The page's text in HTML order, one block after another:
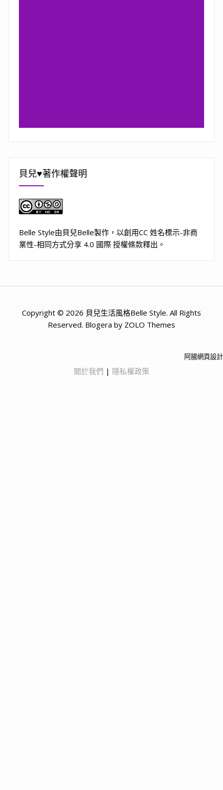
貝兒♥著作權聲明
Belle Style由貝兒Belle製作，以創用CC 姓名標示-非商
業性-相同方式分享 4.0 國際 授權條款釋出。
Copyright © 2026 貝兒生活風格Belle Style. All Rights
Reserved. Blogera by ZOLO Themes
阿腸網頁設計
關於我們 | 隱私權政策